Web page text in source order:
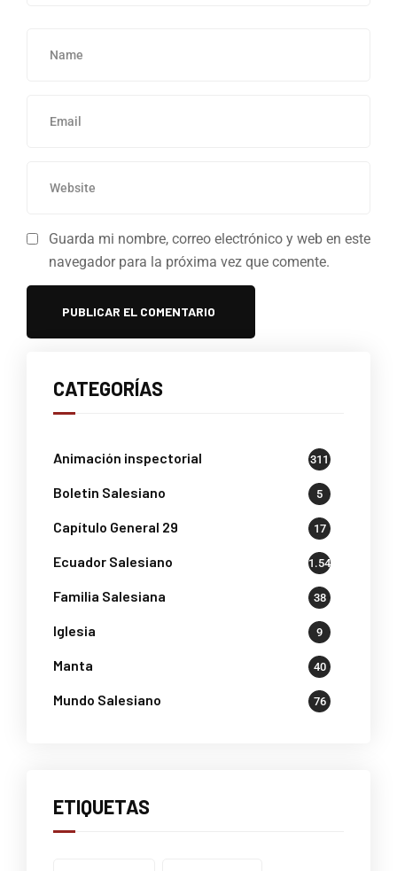
Guarda mi nombre, correo electrónico y web en este
navegador para la próxima vez que comente.
CATEGORÍAS
Animación inspectorial 311
Boletin Salesiano 5
Capítulo General 29 17
Ecuador Salesiano 1.541
Familia Salesiana 38
Iglesia 9
Manta 40
Mundo Salesiano 76
ETIQUETAS